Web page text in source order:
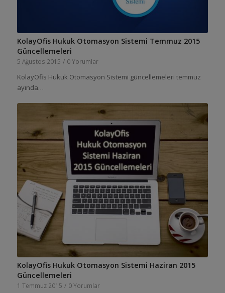
KolayOfis Hukuk Otomasyon Sistemi Temmuz 2015
Güncellemeleri
5 Ağustos 2015 / 0 Yorumlar
KolayOfis Hukuk Otomasyon Sistemi güncellemeleri temmuz
ayında…
KolayOfis Hukuk Otomasyon Sistemi Haziran 2015
Güncellemeleri
1 Temmuz 2015 / 0 Yorumlar